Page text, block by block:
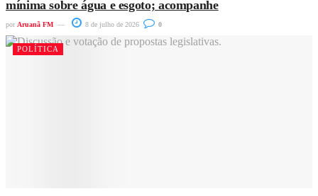
mínima sobre água e esgoto; acompanhe
por Aruanã FM 8 de julho de 2026 0
POLÍTICA